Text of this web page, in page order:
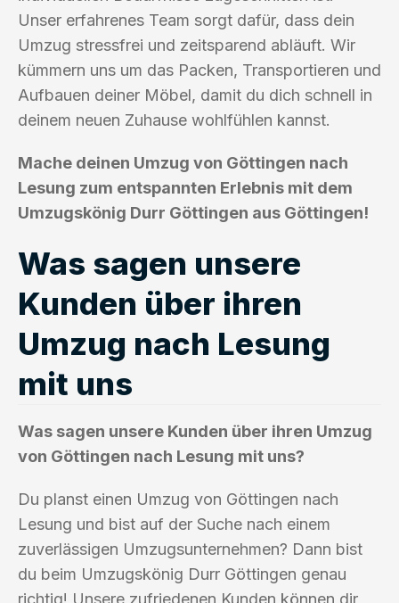
Unser erfahrenes Team sorgt dafür, dass dein
Umzug stressfrei und zeitsparend abläuft. Wir
kümmern uns um das Packen, Transportieren und
Aufbauen deiner Möbel, damit du dich schnell in
deinem neuen Zuhause wohlfühlen kannst.
Mache deinen Umzug von Göttingen nach
Lesung zum entspannten Erlebnis mit dem
Umzugskönig Durr Göttingen aus Göttingen!
Was sagen unsere
Kunden über ihren
Umzug nach Lesung
mit uns
Was sagen unsere Kunden über ihren Umzug
von Göttingen nach Lesung mit uns?
Du planst einen Umzug von Göttingen nach
Lesung und bist auf der Suche nach einem
zuverlässigen Umzugsunternehmen? Dann bist
du beim Umzugskönig Durr Göttingen genau
richtig! Unsere zufriedenen Kunden können dir